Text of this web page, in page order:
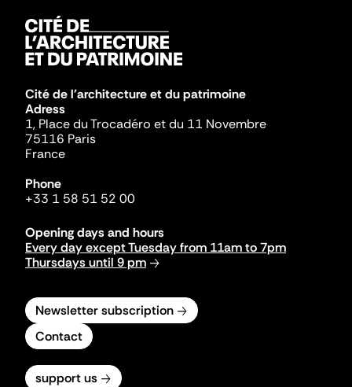
Cité de l'architecture et du patrimoine
Adress
1, Place du Trocadéro et du 11 Novembre
75116 Paris
France
Phone
+33 1 58 51 52 00
Opening days and hours
Every day except Tuesday from 11am to 7pm
Thursdays until 9 pm
Newsletter subscription
Contact
support us